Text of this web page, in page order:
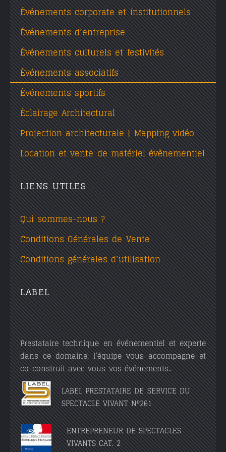
Événements corporate et institutionnels
Événements d’entreprise
Événements culturels et festivités
Événements associatifs
Événements sportifs
Éclairage Architectural
Projection architecturale | Mapping vidéo
Location et vente de matériel évènementiel
LIENS UTILES
Qui sommes-nous ?
Conditions Générales de Vente
Conditions générales d’utilisation
LABEL
Prestataire technique en événementiel et experte
dans ce domaine, l’équipe vous accompagne et
co-construit avec vous vos événements..
LABEL PRESTATAIRE DE SERVICE DU
SPECTACLE VIVANT N°261
ENTREPRENEUR DE SPECTACLES
VIVANTS CAT. 2